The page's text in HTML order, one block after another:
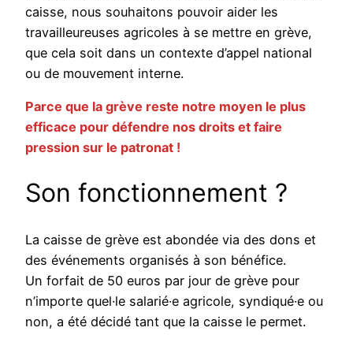
caisse, nous souhaitons pouvoir aider les
travailleureuses agricoles à se mettre en grève,
que cela soit dans un contexte d’appel national
ou de mouvement interne.
Parce que la grève reste notre moyen le plus
efficace pour défendre nos droits et faire
pression sur le patronat !
Son fonctionnement ?
La caisse de grève est abondée via des dons et
des événements organisés à son bénéfice.
Un forfait de 50 euros par jour de grève pour
n’importe quel·le salarié·e agricole, syndiqué·e ou
non, a été décidé tant que la caisse le permet.